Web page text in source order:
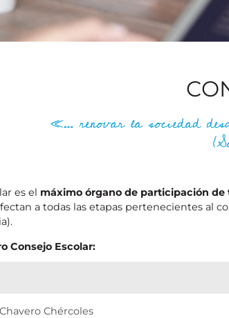
«… renovar la sociedad
es el máximo órgano de participación
a todas las etapas pertenecientes al
Consejo Escolar:
Chércoles